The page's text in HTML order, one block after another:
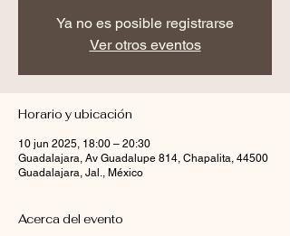
Ya no es posible registrarse
Ver otros eventos
Horario y ubicación
10 jun 2025, 18:00 – 20:30
Guadalajara, Av Guadalupe 814, Chapalita, 44500
Guadalajara, Jal., México
Acerca del evento